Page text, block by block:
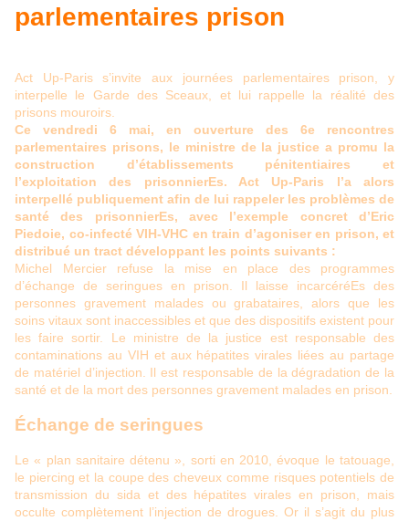
parlementaires prison
Act Up-Paris s’invite aux journées parlementaires prison, y
interpelle le Garde des Sceaux, et lui rappelle la réalité des
prisons mouroirs.
Ce vendredi 6 mai, en ouverture des 6e rencontres
parlementaires prisons, le ministre de la justice a promu la
construction d’établissements pénitentiaires et
l’exploitation des prisonnierEs. Act Up-Paris l’a alors
interpellé publiquement afin de lui rappeler les problèmes de
santé des prisonnierEs, avec l’exemple concret d’Eric
Piedoie, co-infecté VIH-VHC en train d’agoniser en prison, et
distribué un tract développant les points suivants :
Michel Mercier refuse la mise en place des programmes
d’échange de seringues en prison. Il laisse incarcéréEs des
personnes gravement malades ou grabataires, alors que les
soins vitaux sont inaccessibles et que des dispositifs existent pour
les faire sortir. Le ministre de la justice est responsable des
contaminations au VIH et aux hépatites virales liées au partage
de matériel d’injection. Il est responsable de la dégradation de la
santé et de la mort des personnes gravement malades en prison.
Échange de seringues
Le « plan sanitaire détenu », sorti en 2010, évoque le tatouage,
le piercing et la coupe des cheveux comme risques potentiels de
transmission du sida et des hépatites virales en prison, mais
occulte complètement l’injection de drogues. Or il s’agit du plus